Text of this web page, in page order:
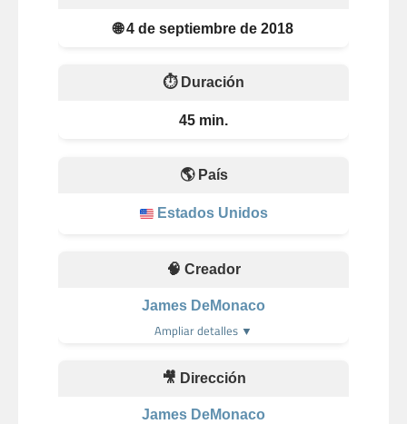
🌐 4 de septiembre de 2018
⏱️ Duración
45 min.
🌎 País
Estados Unidos
🧠 Creador
James DeMonaco
Ampliar detalles ▼
🎥 Dirección
James DeMonaco